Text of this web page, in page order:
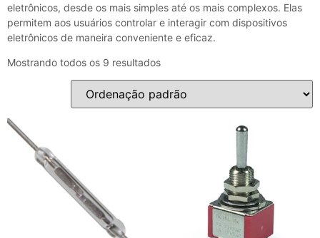
eletrônicos, desde os mais simples até os mais complexos. Elas
permitem aos usuários controlar e interagir com dispositivos
eletrônicos de maneira conveniente e eficaz.
Mostrando todos os 9 resultados